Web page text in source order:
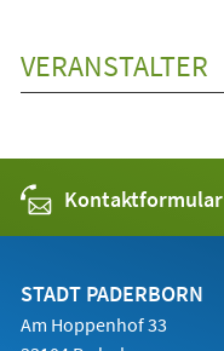
VERANSTALTER
Kontaktformular
STADT PADERBORN
Am Hoppenhof 33